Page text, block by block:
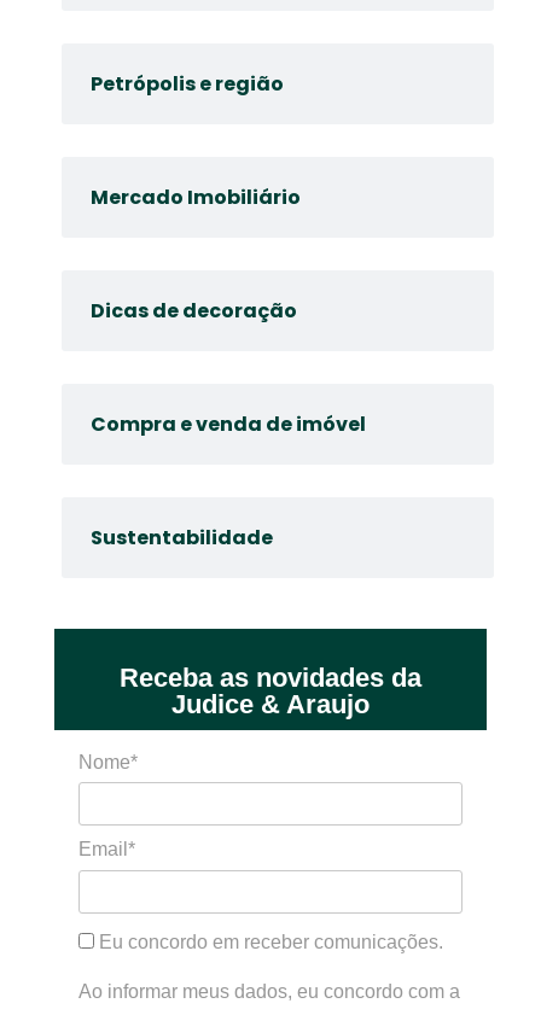
Petrópolis e região
Mercado Imobiliário
Dicas de decoração
Compra e venda de imóvel
Sustentabilidade
Receba as novidades da
Judice & Araujo
Nome*
Email*
Eu concordo em receber comunicações.
Ao informar meus dados, eu concordo com a